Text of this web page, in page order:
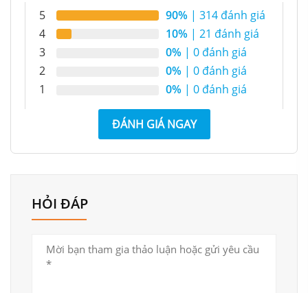
Mẫu tủ giày đẹp được làm từ gỗ MDF phủ laminate có
tủ sẽ không bị phai màu, nứt hay thấm nước giúp bảo
5 90% | 314 đánh giá
4
10% | 21 đánh giá
3
0% | 0 đánh giá
2
0% | 0 đánh giá
1
0% | 0 đánh giá
ĐÁNH GIÁ NGAY
HỎI ĐÁP